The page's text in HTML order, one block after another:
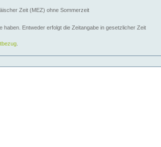
Zeit (MEZ) ohne Sommerzeit
Entweder erfolgt die Zeitangabe in gesetzlicher Zeit